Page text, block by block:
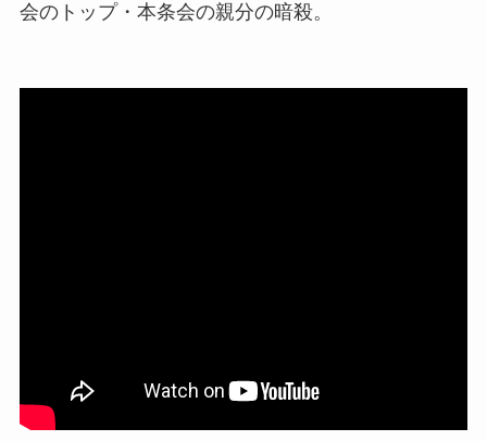
会のトップ・本条会の親分の暗殺。